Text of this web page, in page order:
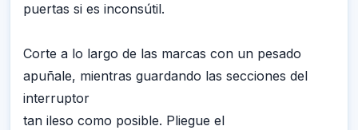
puertas si es inconsútil.
Corte a lo largo de las marcas con un pesado
apuñale, mientras guardando las secciones del
interruptor
tan ileso como posible. Pliegue el